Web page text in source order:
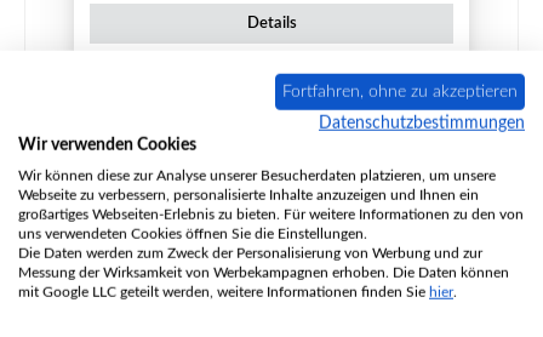
Details
Fortfahren, ohne zu akzeptieren
Datenschutzbestimmungen
Wir verwenden Cookies
Wir können diese zur Analyse unserer Besucherdaten platzieren, um unsere
Webseite zu verbessern, personalisierte Inhalte anzuzeigen und Ihnen ein
großartiges Webseiten-Erlebnis zu bieten. Für weitere Informationen zu den von
uns verwendeten Cookies öffnen Sie die Einstellungen.
Die Daten werden zum Zweck der Personalisierung von Werbung und zur
Messung der Wirksamkeit von Werbekampagnen erhoben. Die Daten können
mit Google LLC geteilt werden, weitere Informationen finden Sie hier.